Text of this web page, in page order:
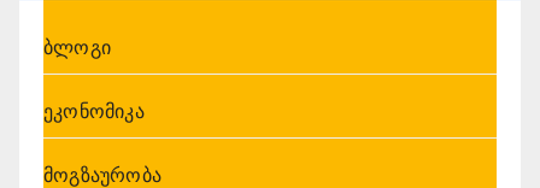
ბლოგი
ეკონომიკა
მოგზაურობა